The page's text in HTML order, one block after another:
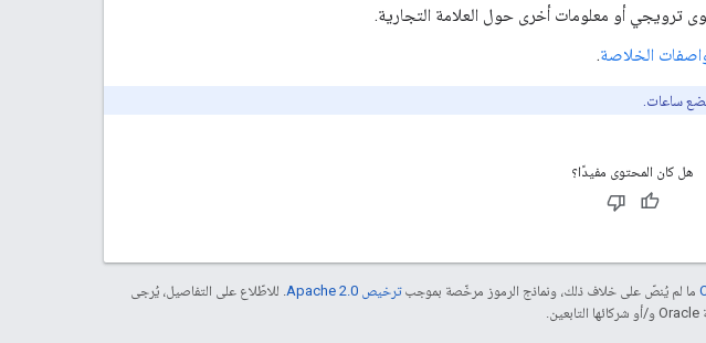
ترويجي أو معلومات أخرى حول العلامة التجارية.
الخلاصة.
هل كان المحتوى مفيدًا؟
ما لم يُنصّ على خلاف ذلك، ونماذج الرموز مرخّصة بموجبترخيص Apache 2.0‏
. للاطّلاع على التفاصيل، يُرجى